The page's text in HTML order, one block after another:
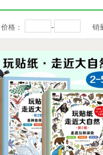
价格： - 销